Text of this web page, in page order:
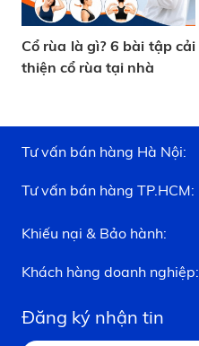
Cổ rùa là gì? 6 bài tập cải
thiện cổ rùa tại nhà
Tư vấn bán hàng Hà Nội:
Tư vấn bán hàng TP.HCM:
Khiếu nại & Bảo hành:
Khách hàng doanh nghiệp:
Đăng ký nhận tin